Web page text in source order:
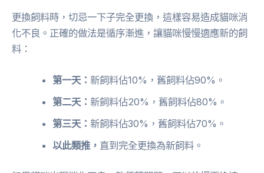
更換飼料時，切忌一下子完全更換，這樣容易造成貓咪消
化不良。正確的做法是循序漸進，讓貓咪慢慢適應新的飼
料：
第一天：新飼料佔10%，舊飼料佔90%。
第二天：新飼料佔20%，舊飼料佔80%。
第三天：新飼料佔30%，舊飼料佔70%。
以此類推， 直到完全更換為新飼料。